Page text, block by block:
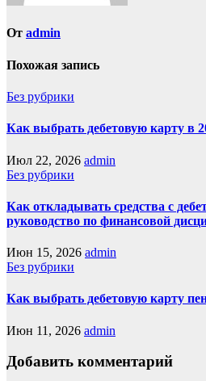
От admin
Похожая запись
Без рубрики
Как выбрать дебетовую карту в
Июл 22, 2026 admin
Без рубрики
Как откладывать средства с
руководство по финансовой
Июн 15, 2026 admin
Без рубрики
Как выбрать дебетовую карту
Июн 11, 2026 admin
Добавить комментарий